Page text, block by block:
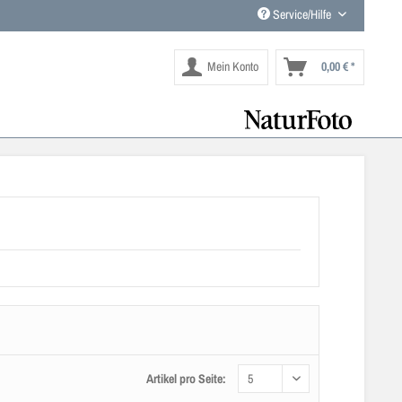
Service/Hilfe
Mein Konto 0,00 € *
Artikel pro Seite: